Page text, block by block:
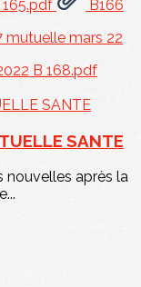
165.pdf
B166
mutuelle mars 22
B 168.pdf
SANTE
nouvelles après la